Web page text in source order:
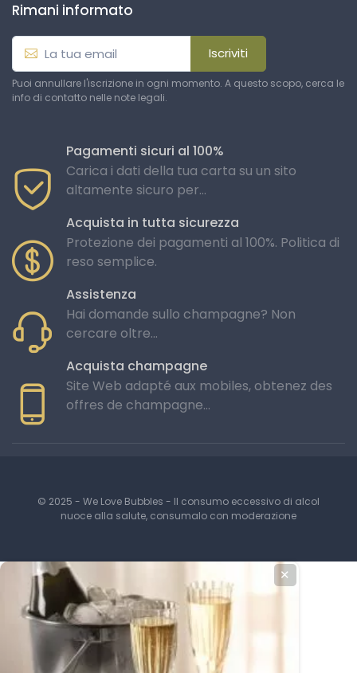
Rimani informato
Iscriviti
Puoi annullare l'iscrizione in ogni momento. A questo scopo, cerca le
info di contatto nelle note legali.
Pagamenti sicuri al 100%
Carica i dati della tua carta su un sito
altamente sicuro per...
Acquista in tutta sicurezza
Protezione dei pagamenti al 100%. Politica di
reso semplice.
Assistenza
Hai domande sullo champagne? Non
cercare oltre...
Acquista champagne
Site Web adapté aux mobiles, obtenez des
offres de champagne...
© 2025 - We Love Bubbles - Il consumo eccessivo di alcol
nuoce alla salute, consumalo con moderazione
✕